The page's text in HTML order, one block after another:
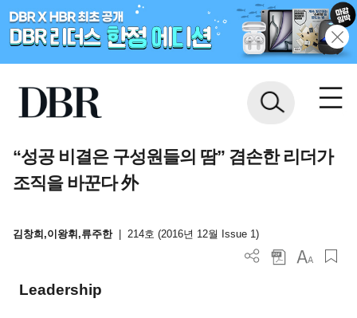
“성공 비결은 구성원들의 땀” 겸손한 리더가
조직을 바꾼다 外
김창희,이왕휘,류주한 214호 (2016년 12월 Issue 1)
Leadership